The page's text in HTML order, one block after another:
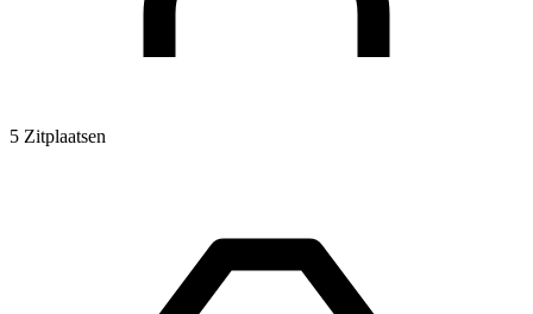
5 Zitplaatsen